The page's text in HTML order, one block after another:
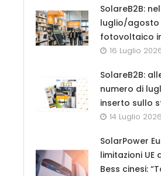
SolareB2B:
luglio/agosto
fotovoltaico
16 Luglio
SolareB2B:
numero di
inserto sullo
14 Luglio 2026
SolarPower
limitazioni UE
Bess cinesi: